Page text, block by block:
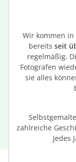
Wir kommen
bereits seit
regelmäßig.
Fotografen
sie alles
zahlreiche
Jedes